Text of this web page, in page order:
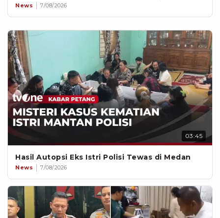
News 7/08/2026
03:45
Hasil Autopsi Eks Istri Polisi Tewas di Medan
News 7/08/2026